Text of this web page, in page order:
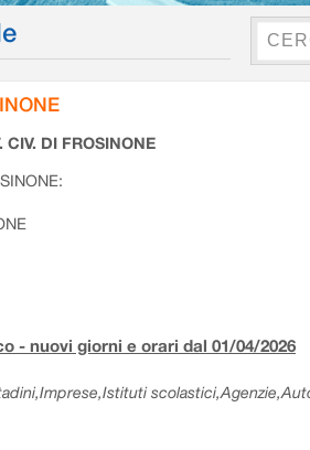
DI FROSINONE
- nuovi giorni e orari dal 01/04/2026